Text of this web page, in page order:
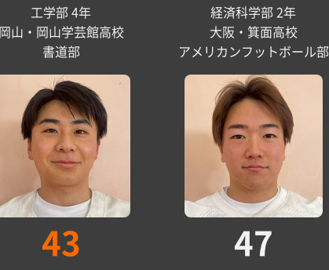
工学部 4年
岡山・岡山学芸館高校
書道部
経済科学部 2年
大阪・箕面高校
アメリカンフットボール部
43
47